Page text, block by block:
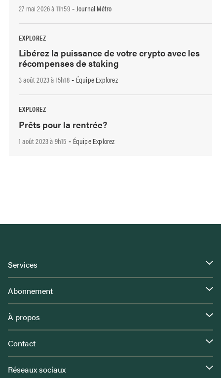
27 mai 2026 à 11h59- Journal Métro
EXPLOREZ
Libérez la puissance de votre crypto avec les
récompenses de staking
3 août 2023 à 15h18- Équipe Explorez
EXPLOREZ
Prêts pour la rentrée?
1 août 2023 à 9h15 - Équipe Explorez
Services
Abonnement
À propos
Contact
Réseaux sociaux